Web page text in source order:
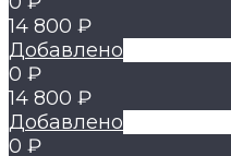
14 800 ₽
Добавлено
0 ₽
14 800 ₽
Добавлено
0 ₽